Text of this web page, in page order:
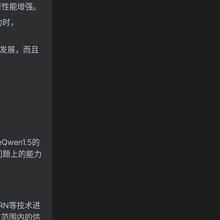
能增强。
，
展，而且
的
上的能力
等技术进
围内的信